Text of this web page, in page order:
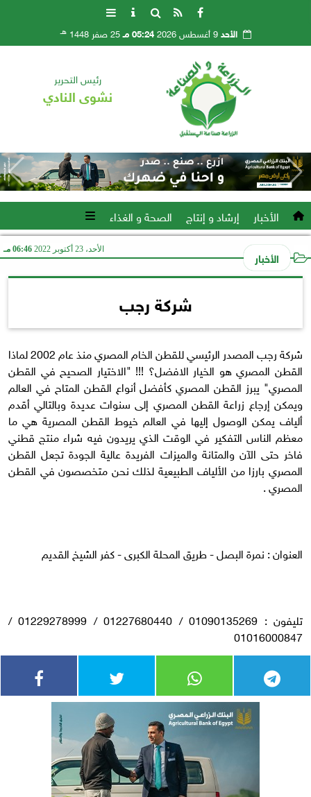
الأحد9 أغسطس 2026 05:24 مـ 25 صفر 1448 هـ
رئيس التحرير
نشوى النادي
الأخبار إرشاد و إنتاج الصحة و الغذاء
الأخبار الأحد، 23 أكتوبر 2022 06:46 مـ
شركة رجب
شركة رجب المصدر الرئيسي للقطن الخام المصري منذ عام 2002 لماذا
القطن المصري هو الخيار الافضل؟ !!! "الاختيار الصحيح في القطن
المصري" يبرز القطن المصري كأفضل أنواع القطن المتاح في العالم
ويمكن إرجاع زراعة القطن المصري إلى سنوات عديدة وبالتالي أقدم
ألياف يمكن الوصول إليها في العالم خيوط القطن المصرية هي ما
معظم الناس التفكير في الوقت الذي يريدون فيه شراء منتج قطني
فاخر حتى الآن والمتانة والميزات الفريدة عالية الجودة تجعل القطن
المصري بارزا من الألياف الطبيعية لذلك نحن متخصصون في القطن
المصري .
العنوان : نمرة البصل - طريق المحلة الكبرى - كفر الشيخ القديم
تليفون : 01090135269 / 01227680440 / 01229278999 /
01016000847